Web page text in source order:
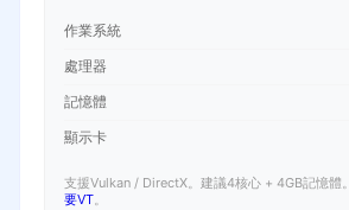
作業系統
處理器
記憶體
顯示卡
支援Vulkan / DirectX。建議4核心 + 4GB記憶體
要VT。